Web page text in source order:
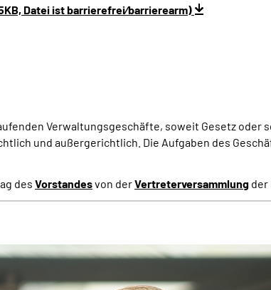
Datei ist barrierefrei⁄barrierearm)
Verwaltungsgeschäfte, soweit Gesetz oder
und außergerichtlich. Die Aufgaben des
des Vorstandesvon derVertreterversammlung der